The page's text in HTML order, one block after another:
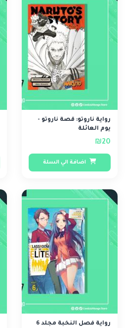
رواية ناروتو: قصة ناروتو -
يوم العائلة
₪20
اضافة الي السلة
رواية فصل النخبة مجلد 6